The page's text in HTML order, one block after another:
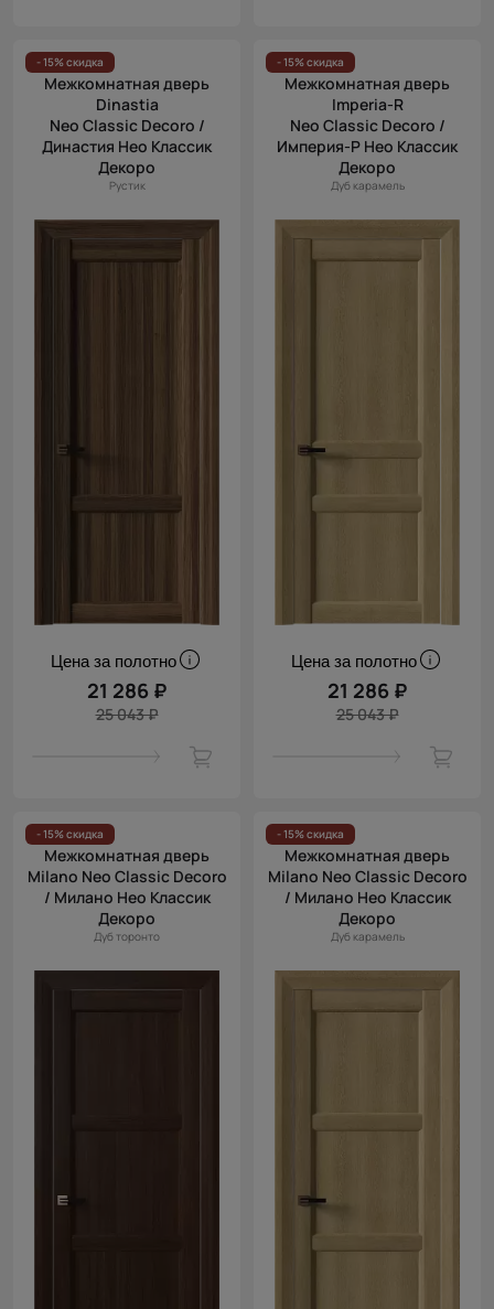
- 15% скидка
Межкомнатная дверь
Dinastia
Neo Classic Decoro /
Династия Нео Классик
Декоро
Рустик
Цена за полотно
21 286 ₽
25 043 ₽
- 15% скидка
Межкомнатная дверь
Imperia-R
Neo Classic Decoro /
Империя-Р Нео Классик
Декоро
Дуб карамель
Цена за полотно
21 286 ₽
25 043 ₽
- 15% скидка
Межкомнатная дверь
Milano Neo Classic Decoro
/ Милано Нео Классик
Декоро
Дуб торонто
- 15% скидка
Межкомнатная дверь
Milano Neo Classic Decoro
/ Милано Нео Классик
Декоро
Дуб карамель